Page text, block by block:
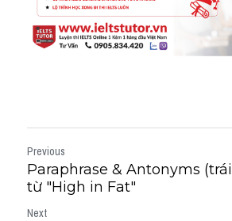
Previous
Paraphrase & Antonyms
từ "High in Fat"
Next